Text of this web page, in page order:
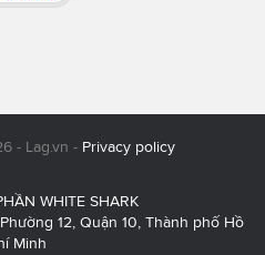
- Lag.vn - Privacy policy
WHITE SHARK
12, Quận 10, Thành phố Hồ
Minh